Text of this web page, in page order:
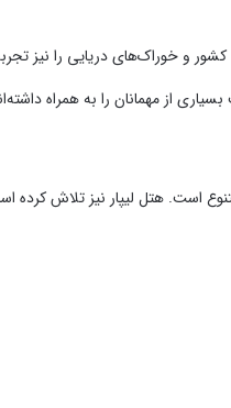
و خوراک‌های دریایی را نیز
از مهمانان را به همراه
است. هتل لیپار نیز تلاش